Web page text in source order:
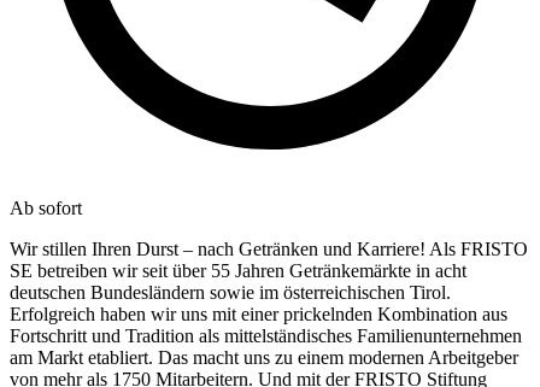
Ab sofort
Wir stillen Ihren Durst – nach Getränken und Karriere! Als FRISTO
SE betreiben wir seit über 55 Jahren Getränkemärkte in acht
deutschen Bundesländern sowie im österreichischen Tirol.
Erfolgreich haben wir uns mit einer prickelnden Kombination aus
Fortschritt und Tradition als mittelständisches Familienunternehmen
am Markt etabliert. Das macht uns zu einem modernen Arbeitgeber
von mehr als 1750 Mitarbeitern. Und mit der FRISTO Stiftung